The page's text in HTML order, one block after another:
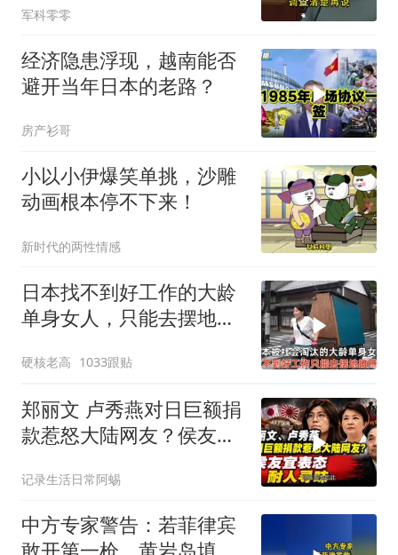
军科零零
经济隐患浮现，越南能否
避开当年日本的老路？
房产衫哥
小以小伊爆笑单挑，沙雕
动画根本停不下来！
新时代的两性情感
日本找不到好工作的大龄
单身女人，只能去摆地
硬核老高 1033跟贴
郑丽文 卢秀燕对日巨额捐
款惹怒大陆网友？侯友宜
记录生活日常阿蜴
中方专家警告：若菲律宾